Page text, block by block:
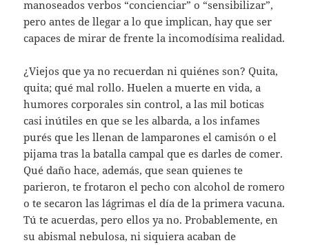
manoseados verbos “concienciar” o “sensibilizar”,
pero antes de llegar a lo que implican, hay que ser
capaces de mirar de frente la incomodísima realidad.
¿Viejos que ya no recuerdan ni quiénes son? Quita,
quita; qué mal rollo. Huelen a muerte en vida, a
humores corporales sin control, a las mil boticas
casi inútiles en que se les albarda, a los infames
purés que les llenan de lamparones el camisón o el
pijama tras la batalla campal que es darles de comer.
Qué daño hace, además, que sean quienes te
parieron, te frotaron el pecho con alcohol de romero
o te secaron las lágrimas el día de la primera vacuna.
Tú te acuerdas, pero ellos ya no. Probablemente, en
su abismal nebulosa, ni siquiera acaban de